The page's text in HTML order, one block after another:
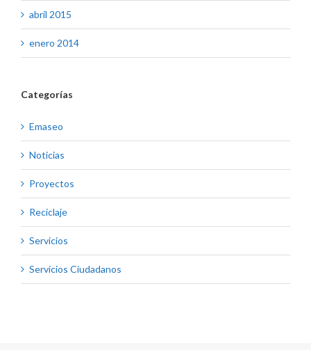
abril 2015
enero 2014
Categorías
Emaseo
Noticias
Proyectos
Reciclaje
Servicios
Servicios Ciudadanos